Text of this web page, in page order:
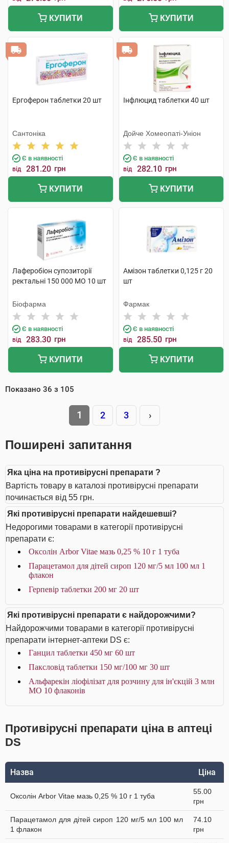
КУПИТИ КУПИТИ
Ергоферон таблетки 20 шт
Сантоніка
Є в наявності
від 281.20 грн
КУПИТИ
Інфлюцид таблетки 40 шт
Дойче Хомеопаті-Уніон
Є в наявності
від 282.10 грн
КУПИТИ
Лаферобіон супозиторії
ректальні 150 000 МО 10 шт
Біофарма
Є в наявності
від 283.30 грн
КУПИТИ
Амізон таблетки 0,125 г 20
шт
Фармак
Є в наявності
від 285.50 грн
КУПИТИ
Показано 36 з 105
1 2 3 ›
Поширені запитання
Яка ціна на противірусні препарати ?
Вартість товару в каталозі противірусні препарати
починається від 55 грн.
Які противірусні препарати найдешевші?
Недорогими товарами в категорії противірусні
препарати є:
Оксолін Arbor Vitae мазь 0,25 % 10 г 1 туба
Парацетамол для дітей сироп 120 мг/5 мл 100 мл 1
флакон
Герпевір таблетки 200 мг 20 шт
Які противірусні препарати є найдорожчими?
Найдорожчими товарами в категорії противірусні
препарати інтернет-аптеки DS є:
Ганцил таблетки 450 мг 60 шт
Паксловід таблетки 150 мг/100 мг 30 шт
Альфарекін ліофілізат для розчину для ін'єкцій 3 млн
МО 10 флаконів
Противірусні препарати ціна в аптеці
DS
Назва Ціна
Оксолін Arbor Vitae мазь 0,25 % 10 г 1 туба
55.00
грн
Парацетамол для дітей сироп 120 мг/5 мл 100 мл
1 флакон
74.10
грн